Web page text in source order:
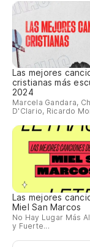
Las mejores
cristianas más
2024
Marcela Gandara,
D'Clario, Ricardo
Las mejores
Miel San Marcos
No Hay Lugar Más
y Fuerte...